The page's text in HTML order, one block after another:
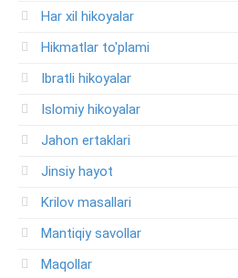
Har xil hikoyalar
Hikmatlar to'plami
Ibratli hikoyalar
Islomiy hikoyalar
Jahon ertaklari
Jinsiy hayot
Krilov masallari
Mantiqiy savollar
Maqollar